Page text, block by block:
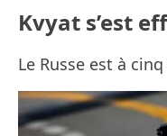
Kvyat s’est
Le Russe est à